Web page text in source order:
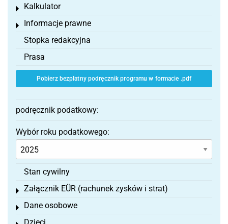
Kalkulator
Toggle menu
Informacje prawne
Toggle menu
Stopka redakcyjna
Prasa
Pobierz bezpłatny podręcznik programu w formacie .pdf
podręcznik podatkowy:
Wybór roku podatkowego:
Stan cywilny
Załącznik EÜR (rachunek zysków i strat)
Toggle menu
Dane osobowe
Toggle menu